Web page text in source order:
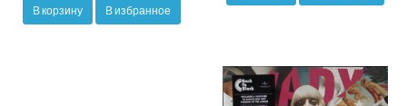
В корзину В избранное